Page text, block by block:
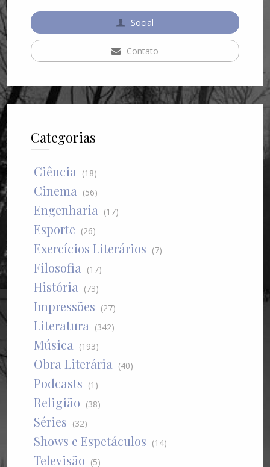
Social
Contato
Categorias
Ciência (18)
Cinema (56)
Engenharia (17)
Esporte (26)
Exercícios Literários (7)
Filosofia (17)
História (73)
Impressões (27)
Literatura (342)
Música (193)
Obra Literária (40)
Podcasts (1)
Religião (38)
Séries (32)
Shows e Espetáculos (14)
Televisão (5)